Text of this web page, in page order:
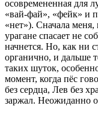
осовремененная для
«вай-фай», «фейк» и
«нет»). Сначала
урагане спасает не
начнется. Но, как ни
органично, и дальше
таких шуток,
момент, когда пёс
без сердца, Лев без
заржал. Неожиданно